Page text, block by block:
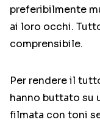
preferibilmente
ai loro occhi.
comprensibile.
Per rendere il
hanno buttato su
filmata con toni